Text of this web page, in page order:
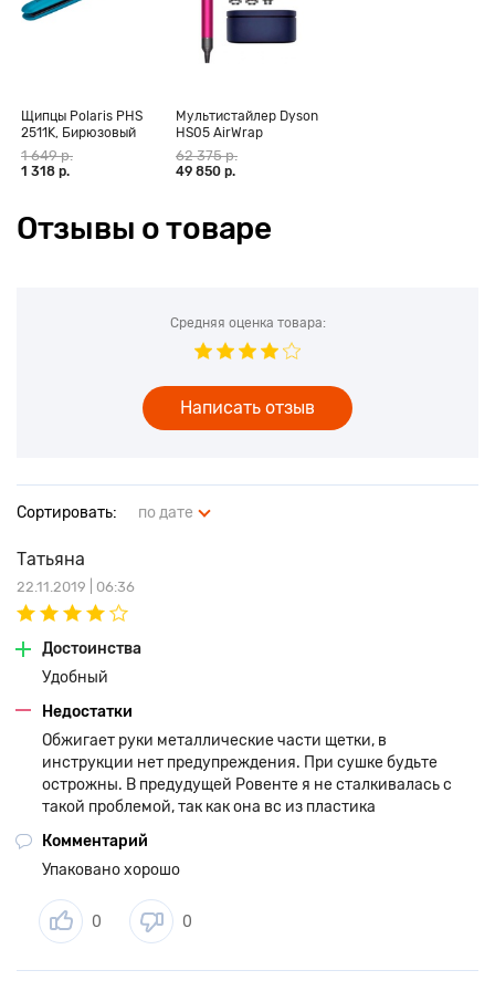
подвешивания прибора.
Щипцы Polaris PHS
2511K, Бирюзовый
1 649 р.
1 318 р.
Мультистайлер Dyson
HS05 AirWrap
Complete Long,
фуксия (CN)
62 375 р.
49 850 р.
Отзывы о товаре
Сортировать: по дате
Татьяна
22.11.2019 | 06:36
Достоинства
Удобный
Недостатки
Обжигает руки металлические части щетки, в
инструкции нет предупреждения. При сушке будьте
острожны. В предудущей Ровенте я не сталкивалась с
такой проблемой, так как она вс из пластика
Комментарий
Упаковано хорошо
0 0
Средняя оценка товара:
Написать отзыв